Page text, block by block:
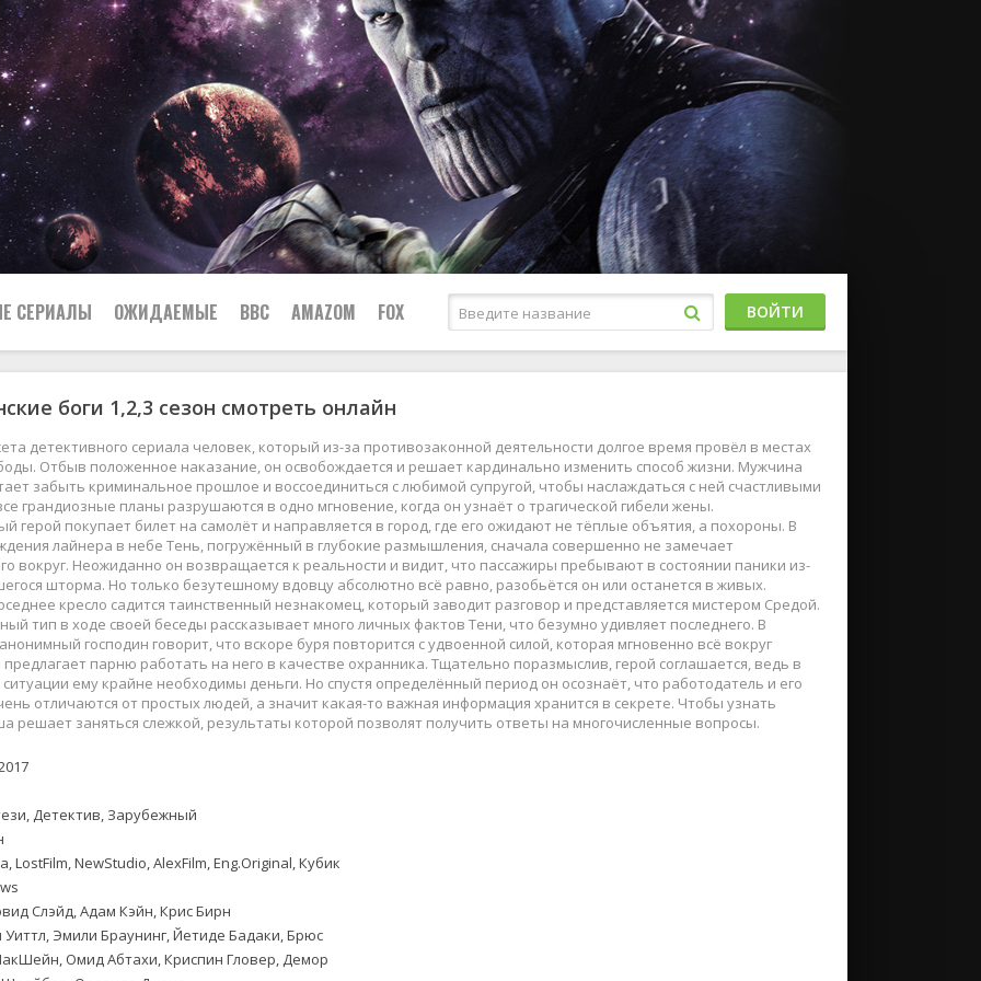
СЕРИАЛЫ
Боевики
Приключения
Детективы
Драмы
Исторические
Криминальные
Мелодрамы
Триллеры
Фантастика
Ужасы
Военные
Семейные
Спортивные
Вестерны
Фэнтези
Netflix
HBO
Marvel
ОЖИДАЕМЫЕ BBC AMAZOM FOX ВОЙТИ
боги 1,2,3 сезон смотреть онлайн
детективного сериала человек, который из-за противозаконной деятельности долгое время провёл в местах
Отбыв положенное наказание, он освобождается и решает кардинально изменить способ жизни. Мужчина
забыть криминальное прошлое и воссоединиться с любимой супругой, чтобы наслаждаться с ней счастливыми
грандиозные планы разрушаются в одно мгновение, когда он узнаёт о трагической гибели жены.
герой покупает билет на самолёт и направляется в город, где его ожидают не тёплые объятия, а похороны. В
лайнера в небе Тень, погружённый в глубокие размышления, сначала совершенно не замечает
вокруг. Неожиданно он возвращается к реальности и видит, что пассажиры пребывают в состоянии паники из-
шторма. Но только безутешному вдовцу абсолютно всё равно, разобьётся он или останется в живых.
кресло садится таинственный незнакомец, который заводит разговор и представляется мистером Средой.
тип в ходе своей беседы рассказывает много личных фактов Тени, что безумно удивляет последнего. В
господин говорит, что вскоре буря повторится с удвоенной силой, которая мгновенно всё вокруг
парню работать на него в качестве охранника. Тщательно поразмыслив, герой соглашается, ведь в
ему крайне необходимы деньги. Но спустя определённый период он осознаёт, что работодатель и его
отличаются от простых людей, а значит какая-то важная информация хранится в секрете. Чтобы узнать
решает заняться слежкой, результаты которой позволят получить ответы на многочисленные вопросы.
Детектив, Зарубежный
LostFilm, NewStudio, AlexFilm, Eng.Original, Кубик
Слэйд, Адам Кэйн, Крис Бирн
Уиттл, Эмили Браунинг, Йетиде Бадаки, Брюс
Омид Абтахи, Криспин Гловер, Демор